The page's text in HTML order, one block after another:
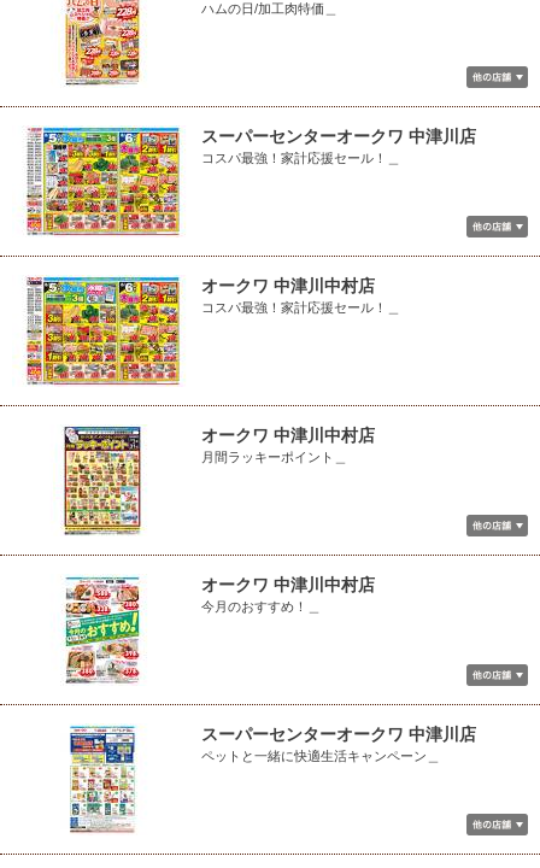
ハムの日/加工肉特価＿
スーパーセンターオークワ 中津川店
コスパ最強！家計応援セール！＿
オークワ 中津川中村店
コスパ最強！家計応援セール！＿
オークワ 中津川中村店
月間ラッキーポイント＿
オークワ 中津川中村店
今月のおすすめ！＿
スーパーセンターオークワ 中津川店
ペットと一緒に快適生活キャンペーン＿